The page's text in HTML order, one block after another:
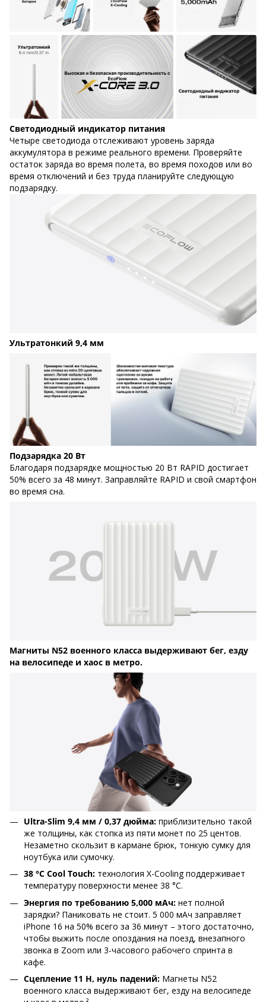
Светодиодный индикатор питания
Четыре светодиода отслеживают уровень заряда
аккумулятора в режиме реального времени. Проверяйте
остаток заряда во время полета, во время походов или во
время отключений и без труда планируйте следующую
подзарядку.
Ультратонкий 9,4 мм
Подзарядка 20 Вт
Благодаря подзарядке мощностью 20 Вт RAPID достигает
50% всего за 48 минут. Заправляйте RAPID и свой смартфон
во время сна.
Магниты N52 военного класса выдерживают бег, езду
на велосипеде и хаос в метро.
Ultra-Slim 9,4 мм / 0,37 дюйма: приблизительно такой
же толщины, как стопка из пяти монет по 25 центов.
Незаметно скользит в кармане брюк, тонкую сумку для
ноутбука или сумочку.
38 °C Cool Touch: технология X-Cooling поддерживает
температуру поверхности менее 38 °C.
Энергия по требованию 5,000 мАч: нет полной
зарядки? Паниковать не стоит. 5 000 мАч заправляет
iPhone 16 на 50% всего за 36 минут – этого достаточно,
чтобы выжить после опоздания на поезд, внезапного
звонка в Zoom или 3-часового рабочего спринта в
кафе.
Сцепление 11 Н, нуль падений: Магнеты N52
военного класса выдерживают бег, езду на велосипеде